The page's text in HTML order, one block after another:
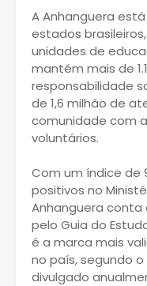
A Anhanguera
estados
unidades de
mantém mais de
responsabilidade
de 1,6 milhão de
comunidade com
voluntários.
Com um índice de
positivos no
Anhanguera conta
pelo Guia do
é a marca mais
no país, segundo o
divulgado